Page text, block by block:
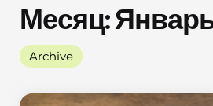
Archive
Месяц: